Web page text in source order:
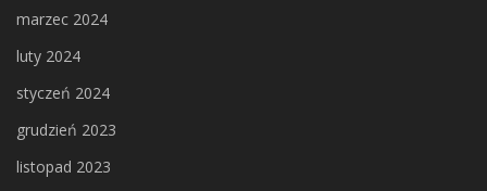
marzec 2024
luty 2024
styczeń 2024
grudzień 2023
listopad 2023